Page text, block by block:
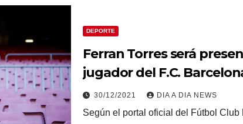
DEPORTE
Ferran Torres será
jugador del F.C.
30/12/2021 DIA A DIA NEWS
Según el portal oficial del Fútbol